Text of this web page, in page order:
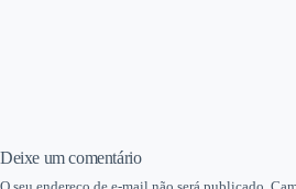
Deixe um comentário